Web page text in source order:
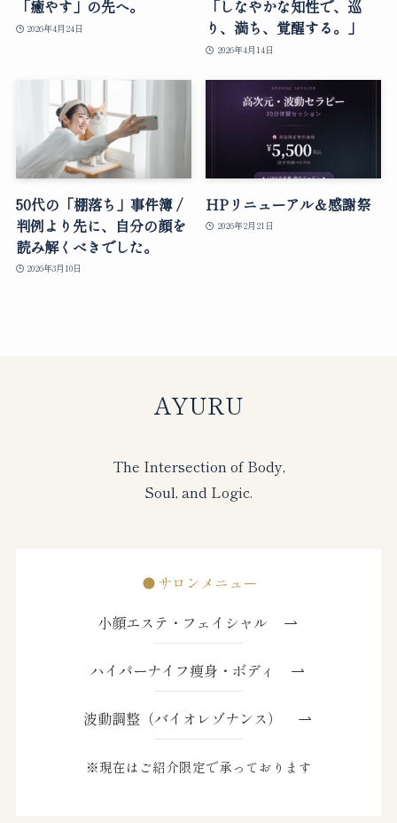
「癒やす」の先へ。
2026年4月24日
「しなやかな知性で、巡
り、満ち、覚醒する。」
2026年4月14日
50代の「棚落ち」事件簿 /
判例より先に、自分の顔を
読み解くべきでした。
2026年3月10日
HPリニューアル＆感謝祭
2026年2月21日
AYURU
The Intersection of Body,
Soul, and Logic.
サロンメニュー
小顔エステ・フェイシャル
ハイパーナイフ痩身・ボディ
波動調整（バイオレゾナンス）
※現在はご紹介限定で承っております